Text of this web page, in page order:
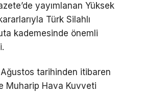
yayımlanan Yüksek
Türk Silahlı
kademesinde önemli
tarihinden itibaren
Muharip Hava Kuvveti